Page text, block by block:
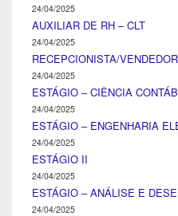
24/04/2025
AUXILIAR DE RH – CLT
24/04/2025
RECEPCIONISTA/
24/04/2025
ESTÁGIO – CIÊNCIA
24/04/2025
ESTÁGIO – ENGENHARIA
24/04/2025
ESTÁGIO II
24/04/2025
ESTÁGIO – ANÁLISE E
24/04/2025